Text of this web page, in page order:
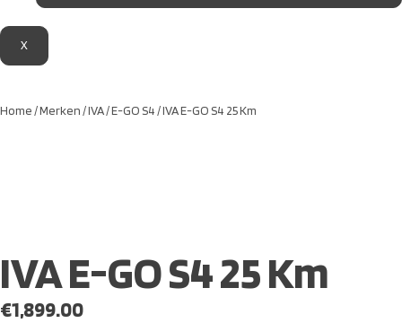
X
Home /Merken /IVA/E-GO S4 / IVA E-GO S4 25 Km
IVA E-GO S4 25 Km
€1,899.00